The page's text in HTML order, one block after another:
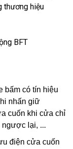
thương hiệu
BFT
bấm có tín hiệu
nhấn giữ
cuốn khi cửa chỉ
ngược lại, ...
điện cửa cuốn